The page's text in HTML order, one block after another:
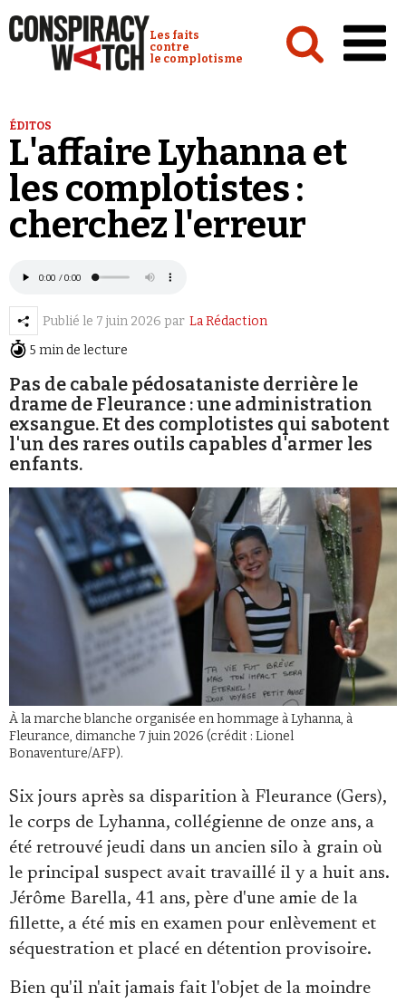
Conspiracy Watch :
Les faits
contre
le complotisme
Analyses
Conspipédia
Vidéos
Revues de presse
Newsletter
Faire un don
Demander à Vera
Se connecter
ÉDITOS
L'affaire Lyhanna et
les complotistes :
cherchez l'erreur
Publié le 7 juin 2026 par La Rédaction
5 min de lecture
Pas de cabale pédosataniste derrière le
drame de Fleurance : une administration
exsangue. Et des complotistes qui sabotent
l'un des rares outils capables d'armer les
enfants.
À la marche blanche organisée en hommage à Lyhanna, à
Fleurance, dimanche 7 juin 2026 (crédit : Lionel
Bonaventure/AFP).
Six jours après sa disparition à Fleurance (Gers),
le corps de Lyhanna, collégienne de onze ans, a
été retrouvé jeudi dans un ancien silo à grain où
le principal suspect avait travaillé il y a huit ans.
Jérôme Barella, 41 ans, père d'une amie de la
fillette, a été mis en examen pour enlèvement et
séquestration et placé en détention provisoire.
Bien qu'il n'ait jamais fait l'objet de la moindre